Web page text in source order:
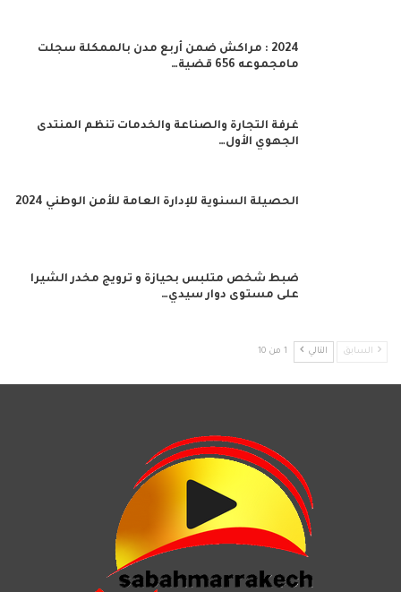
2024 : مراكش ضمن أربع مدن بالممكلة سجلت
مامجموعه 656 قضية…
غرفة التجارة والصناعة والخدمات تنظم المنتدى
الجهوي الأول…
الحصيلة السنوية للإدارة العامة للأمن الوطني 2024
ضبط شخص متلبس بحيازة و ترويج مخدر الشيرا
على مستوى دوار سيدي…
السابق التالي 1 من 10